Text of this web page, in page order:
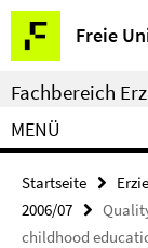
Springe
direkt
zu
Inhalt
Freie
Service-
Navigation
Fachbereich
MENÜ
Startseite
2006/07
childhood